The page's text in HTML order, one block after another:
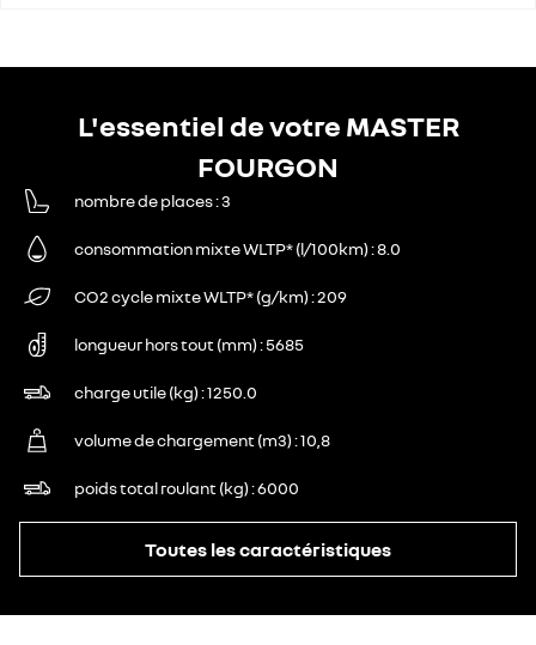
L'essentiel de votre MASTER
FOURGON
nombre de places 3
consommation mixte WLTP* (l/100km) 8.0
CO2 cycle mixte WLTP* (g/km) 209
longueur hors tout (mm) 5685
charge utile (kg) 1250.0
volume de chargement (m3) 10,8
poids total roulant (kg) 6000
Toutes les caractéristiques